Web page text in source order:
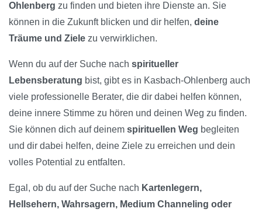
Ohlenberg zu finden und bieten ihre Dienste an. Sie
können in die Zukunft blicken und dir helfen, deine
Träume und Ziele zu verwirklichen.
Wenn du auf der Suche nach spiritueller
Lebensberatung bist, gibt es in Kasbach-Ohlenberg auch
viele professionelle Berater, die dir dabei helfen können,
deine innere Stimme zu hören und deinen Weg zu finden.
Sie können dich auf deinem spirituellen Weg begleiten
und dir dabei helfen, deine Ziele zu erreichen und dein
volles Potential zu entfalten.
Egal, ob du auf der Suche nach Kartenlegern,
Hellsehern, Wahrsagern, Medium Channeling oder